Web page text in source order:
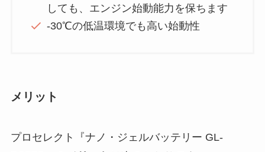
しても、エンジン始動能力を保ちます
-30℃の低温環境でも高い始動性
メリット
プロセレクト『ナノ・ジェルバッテリー GL-